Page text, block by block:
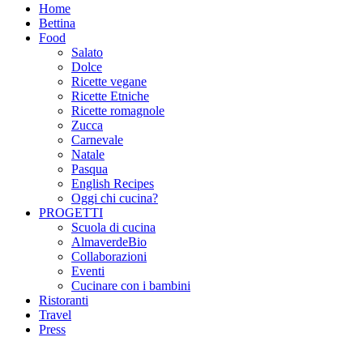
Home
Bettina
Food
Salato
Dolce
Ricette vegane
Ricette Etniche
Ricette romagnole
Zucca
Carnevale
Natale
Pasqua
English Recipes
Oggi chi cucina?
PROGETTI
Scuola di cucina
AlmaverdeBio
Collaborazioni
Eventi
Cucinare con i bambini
Ristoranti
Travel
Press